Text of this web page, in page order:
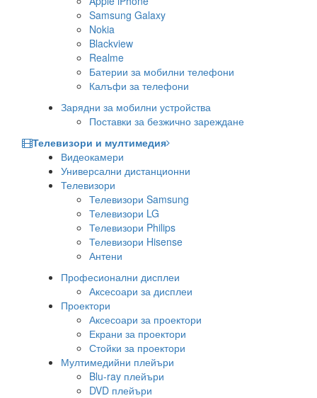
Samsung Galaxy
Nokia
Blackview
Realme
Батерии за мобилни телефони
Калъфи за телефони
Зарядни за мобилни устройства
Поставки за безжично зареждане
Телевизори и мултимедия
Видеокамери
Универсални дистанционни
Телевизори
Телевизори Samsung
Телевизори LG
Телевизори Philips
Телевизори Hisense
Антени
Професионални дисплеи
Аксесоари за дисплеи
Проектори
Аксесоари за проектори
Екрани за проектори
Стойки за проектори
Мултимедийни плейъри
Blu-ray плейъри
DVD плейъри